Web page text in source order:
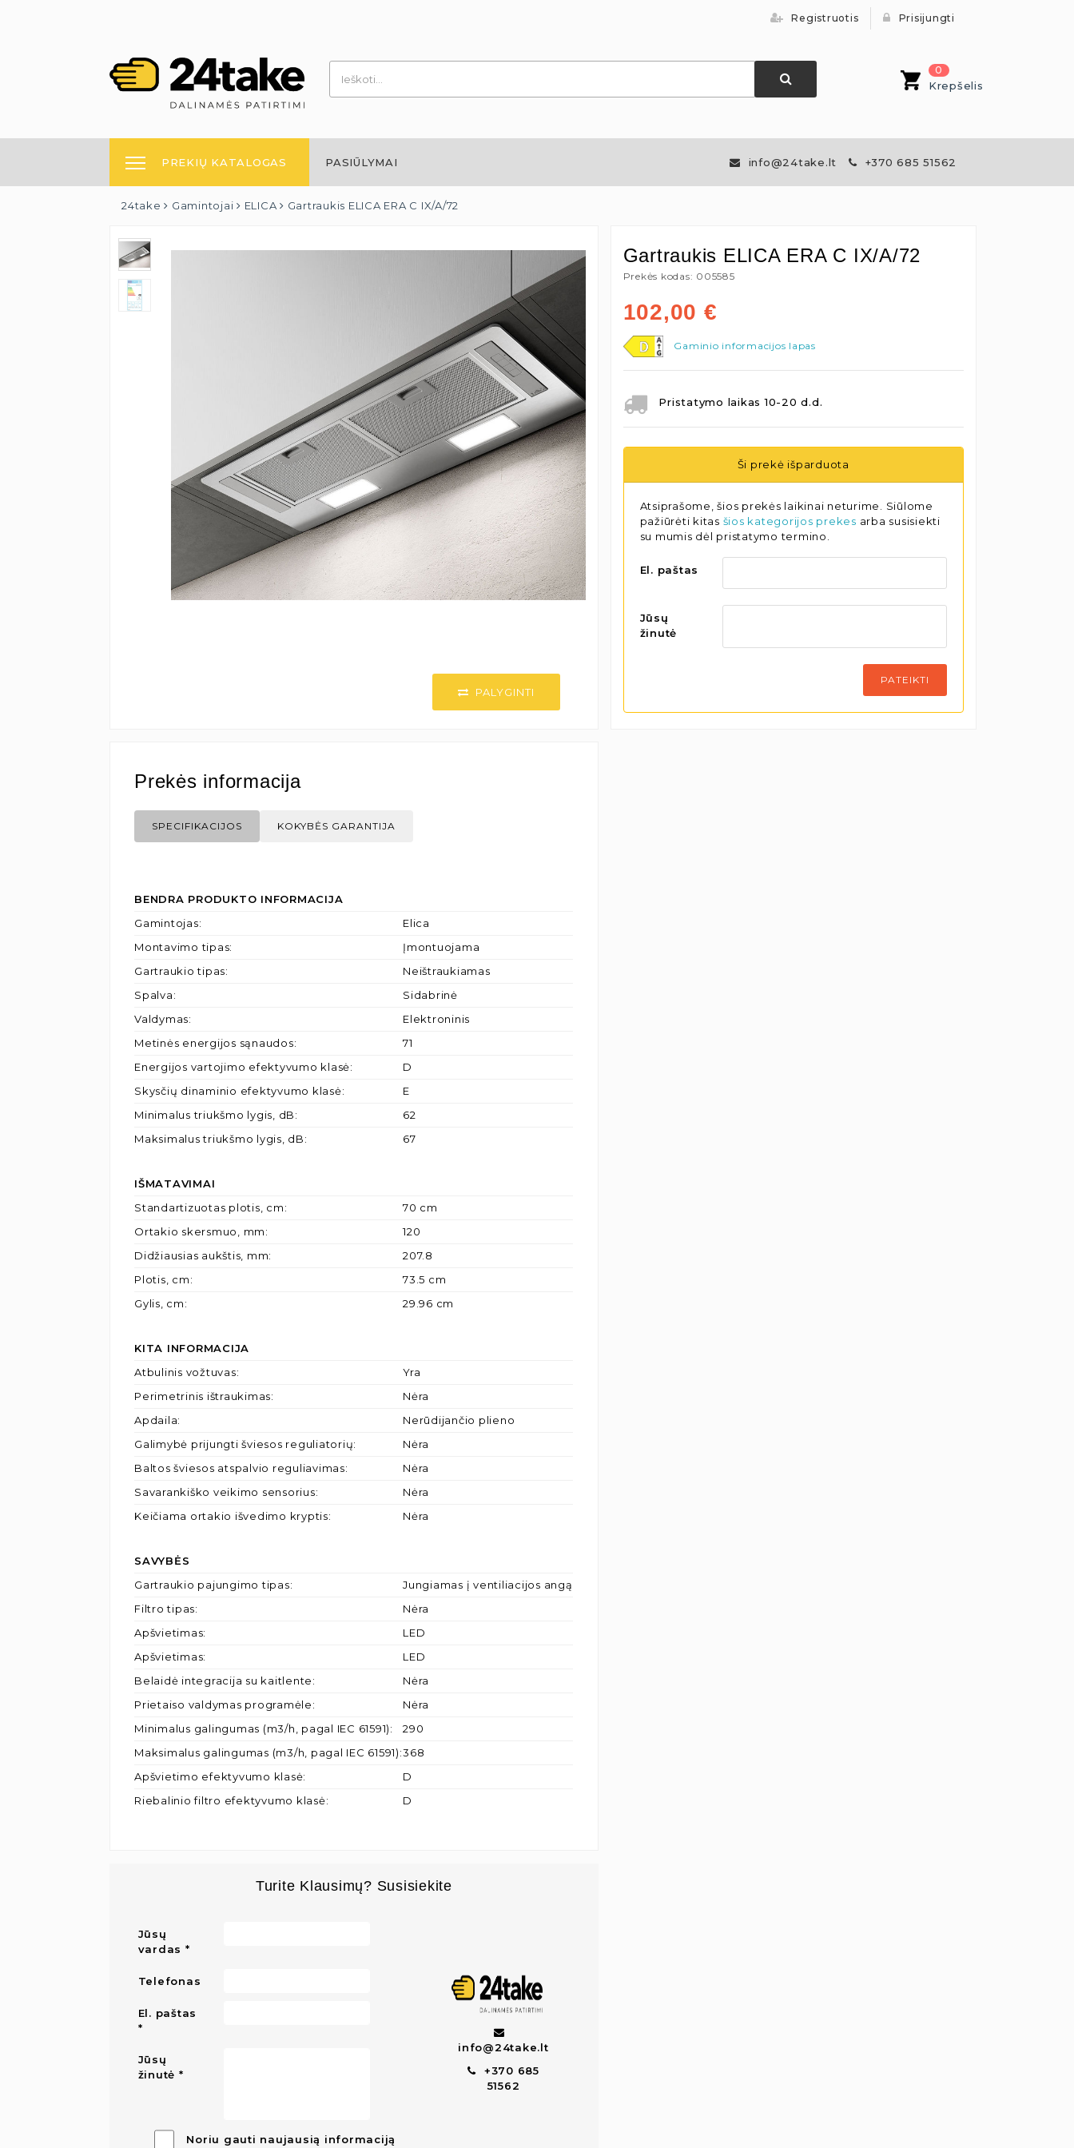
Registruotis Prisijungti
0
Krepšelis
PREKIŲ KATALOGAS PASIŪLYMAI info@24take.lt +370 685 51562
24take Gamintojai ELICA Gartraukis ELICA ERA C IX/A/72
PALYGINTI
Gartraukis ELICA ERA C IX/A/72
Prekės kodas: 005585
102,00 €
Gaminio informacijos lapas
Pristatymo laikas 10-20 d.d.
Ši prekė išparduota
Atsiprašome, šios prekės laikinai neturime. Siūlome
pažiūrėti kitas šios kategorijos prekes arba susisiekti
su mumis dėl pristatymo termino.
El. paštas
Jūsų
žinutė
PATEIKTI
Prekės informacija
SPECIFIKACIJOS KOKYBĖS GARANTIJA
BENDRA PRODUKTO INFORMACIJA
Gamintojas:
Elica
Montavimo tipas:
Įmontuojama
Gartraukio tipas:
Neištraukiamas
Spalva:
Sidabrinė
Valdymas:
Elektroninis
Metinės energijos sąnaudos:
71
Energijos vartojimo efektyvumo klasė:
D
Skysčių dinaminio efektyvumo klasė:
E
Minimalus triukšmo lygis, dB:
62
Maksimalus triukšmo lygis, dB: 67
IŠMATAVIMAI
Standartizuotas plotis, cm:
70 cm
Ortakio skersmuo, mm:
120
Didžiausias aukštis, mm:
207.8
Plotis, cm:
73.5 cm
Gylis, cm: 29.96 cm
KITA INFORMACIJA
Atbulinis vožtuvas:
Yra
Perimetrinis ištraukimas:
Nėra
Apdaila:
Nerūdijančio plieno
Galimybė prijungti šviesos reguliatorių:
Nėra
Baltos šviesos atspalvio reguliavimas:
Nėra
Savarankiško veikimo sensorius:
Nėra
Keičiama ortakio išvedimo kryptis: Nėra
SAVYBĖS
Gartraukio pajungimo tipas:
Jungiamas į ventiliacijos angą
Filtro tipas:
Nėra
Apšvietimas:
LED
Apšvietimas:
LED
Belaidė integracija su kaitlente:
Nėra
Prietaiso valdymas programėle:
Nėra
Minimalus galingumas (m3/h, pagal IEC 61591):
290
Maksimalus galingumas (m3/h, pagal IEC 61591):368
Apšvietimo efektyvumo klasė:
D
Riebalinio filtro efektyvumo klasė: D
Turite Klausimų? Susisiekite
Jūsų
vardas
Telefonas
El. paštas
Jūsų
žinutė
Noriu gauti naujausią informaciją
info@24take.lt
+370 685
51562